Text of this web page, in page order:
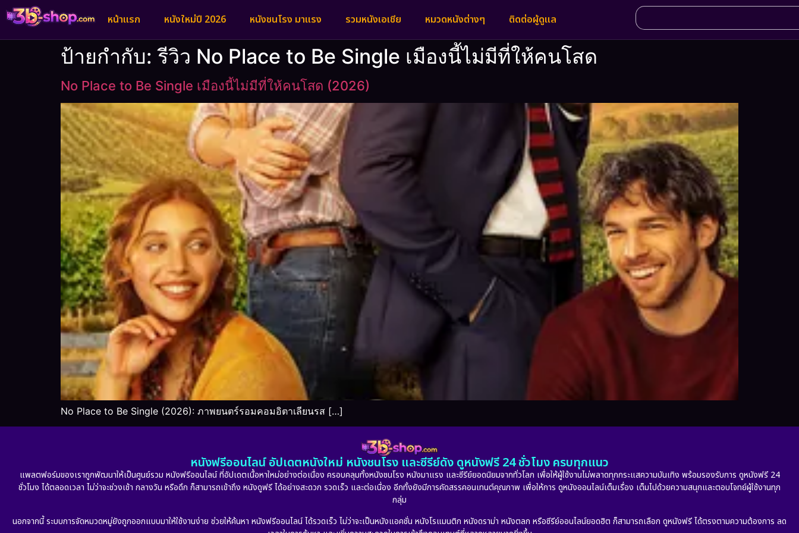
หน้าแรก หนังใหม่ปี 2026 หนังชนโรง มาแรง รวมหนังเอเชีย หมวดหนังต่างๆ ติดต่อผู้ดูแล
ป้ายกำกับ:รีวิว No Place to Be Single เมืองนี้ไม่มีที่ให้คนโสด
No Place to Be Single เมืองนี้ไม่มีที่ให้คนโสด (2026)
No Place to Be Single (2026): ภาพยนตร์รอมคอมอิตาเลียนรส […]
หนังฟรีออนไลน์ อัปเดตหนังใหม่ หนังชนโรง และซีรีย์ดัง ดูหนังฟรี 24 ชั่วโมง ครบทุกแนว
แพลตฟอร์มของเราถูกพัฒนาให้เป็นศูนย์รวม หนังฟรีออนไลน์ ที่อัปเดตเนื้อหาใหม่อย่างต่อเนื่อง ครอบคลุมทั้งหนังชนโรง หนังมาแรง และซีรีย์ยอดนิยมจากทั่วโลก เพื่อให้ผู้ใช้งานไม่พลาดทุกกระแสความบันเทิง พร้อมรองรับการ ดูหนังฟรี 24
ชั่วโมง ได้ตลอดเวลา ไม่ว่าจะช่วงเช้า กลางวัน หรือดึก ก็สามารถเข้าถึง หนังดูฟรี ได้อย่างสะดวก รวดเร็ว และต่อเนื่อง อีกทั้งยังมีการคัดสรรคอนเทนต์คุณภาพ เพื่อให้การ ดูหนังออนไลน์เต็มเรื่อง เต็มไปด้วยความสนุกและตอบโจทย์ผู้ใช้งานทุก
กลุ่ม
นอกจากนี้ ระบบการจัดหมวดหมู่ยังถูกออกแบบมาให้ใช้งานง่าย ช่วยให้ค้นหา หนังฟรีออนไลน์ ได้รวดเร็ว ไม่ว่าจะเป็นหนังแอคชั่น หนังโรแมนติก หนังดราม่า หนังตลก หรือซีรีย์ออนไลน์ยอดฮิต ก็สามารถเลือก ดูหนังฟรี ได้ตรงตามความต้องการ ลด